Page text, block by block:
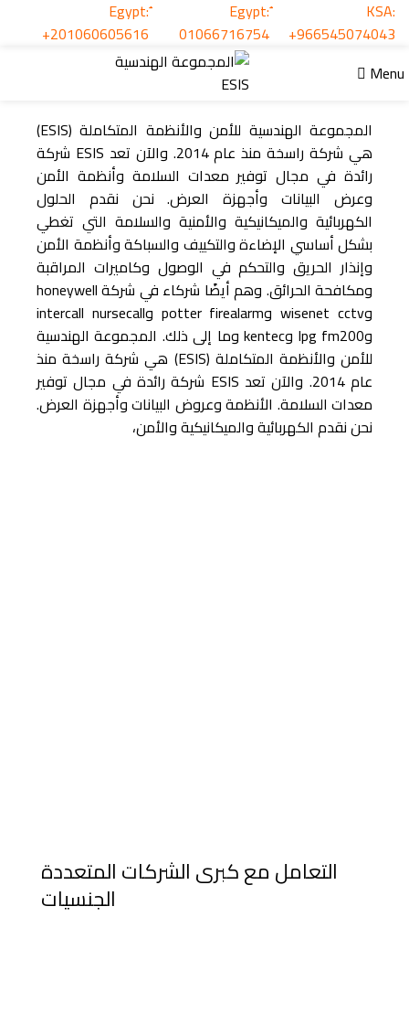
KSA:
+966545074043
ُEgypt:
01066716754
+201060605616
Menu
من نحن
المجموعة الهندسية للأمن والأنظمة المتكاملة (ESIS)
هي شركة راسخة منذ عام 2014. والآن تعد ESIS شركة
رائدة في مجال توفير معدات السلامة وأنظمة الأمن
وعرض البيانات وأجهزة العرض. نحن نقدم الحلول
الكهربائية والميكانيكية والأمنية والسلامة التي تغطي
بشكل أساسي الإضاءة والتكييف والسباكة وأنظمة الأمن
وإنذار الحريق والتحكم في الوصول وكاميرات المراقبة
ومكافحة الحرائق. وهم أيضًا شركاء في شركة honeywell
وwisenet cctv وpotter firealarm وintercall nursecall
وlpg fm200 وkentec وما إلى ذلك. المجموعة الهندسية
للأمن والأنظمة المتكاملة (ESIS) هي شركة راسخة منذ
عام 2014. والآن تعد ESIS شركة رائدة في مجال توفير
معدات السلامة. الأنظمة وعروض البيانات وأجهزة العرض.
نحن نقدم الكهربائية والميكانيكية والأمن،
التعامل مع كبرى الشركات المتعددة
الجنسيات